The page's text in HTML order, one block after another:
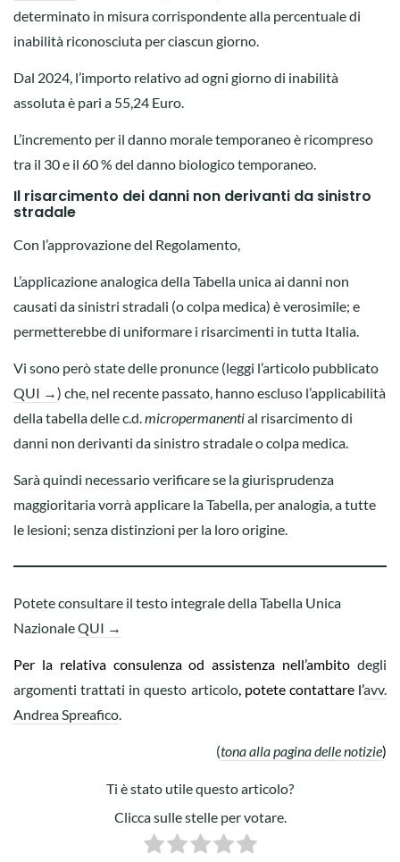
determinato in misura corrispondente alla percentuale di
inabilità riconosciuta per ciascun giorno.
Dal 2024, l’importo relativo ad ogni giorno di inabilità
assoluta è pari a 55,24 Euro.
L’incremento per il danno morale temporaneo è ricompreso
tra il 30 e il 60 % del danno biologico temporaneo.
Il risarcimento dei danni non derivanti da sinistro
stradale
Con l’approvazione del Regolamento,
L’applicazione analogica della Tabella unica ai danni non
causati da sinistri stradali (o colpa medica) è verosimile; e
permetterebbe di uniformare i risarcimenti in tutta Italia.
Vi sono però state delle pronunce (leggi l’articolo pubblicato
QUI →) che, nel recente passato, hanno escluso l’applicabilità
della tabella delle c.d.micropermanential risarcimento di
danni non derivanti da sinistro stradale o colpa medica.
Sarà quindi necessario verificare se la giurisprudenza
maggioritaria vorrà applicare la Tabella, per analogia, a tutte
le lesioni; senza distinzioni per la loro origine.
Potete consultare il testo integrale della Tabella Unica
NazionaleQUI →
Per la relativa consulenza od assistenza nell’ambito degli
argomenti trattati in questo articolo, potete contattare l’avv.
Andrea Spreafico.
(tona alla pagina delle notizie)
Ti è stato utile questo articolo?
Clicca sulle stelle per votare.